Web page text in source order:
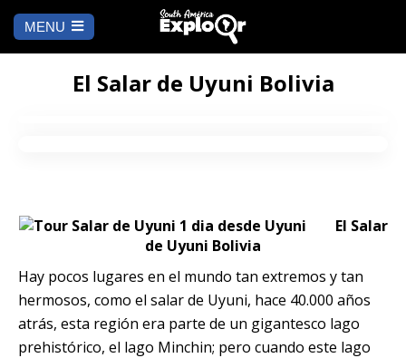
MENU
INICIO
Lima
Manu
Puno
Arequipa
Camino Inca
Iquitos
SALAR DE
UYUNI
BLOG
CONTÁCTANOS
a
El Salar de Uyuni Bolivia
El Salar
de Uyuni Bolivia
Hay pocos lugares en el mundo tan extremos y tan
hermosos, como el salar de Uyuni, hace 40.000 años
atrás, esta región era parte de un gigantesco lago
prehistórico, el lago Minchin; pero cuando este lago